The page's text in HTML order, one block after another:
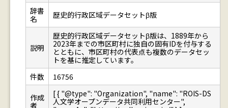
辞書
名
歴史的行政区域データセットβ版
説明
歴史的行政区域データセットβ版は、1889年から
2023年までの市区町村に独自の固有IDを付与する
とともに、市区町村の代表点も複数のデータセッ
トを基に推定しています。
件数
16756
作成
者
[ { "@type": "Organization", "name": "ROIS-DS
人文学オープンデータ共同利用センター",